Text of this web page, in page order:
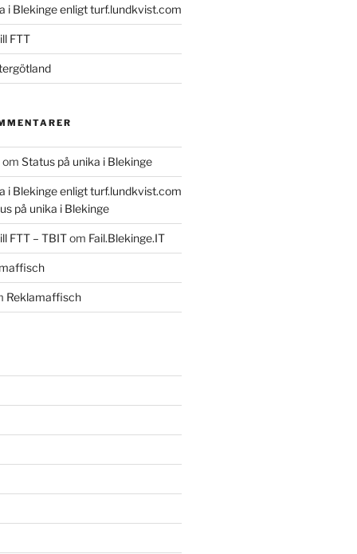
i Blekinge enligt turf.lundkvist.com
FTT
om Status på unika i Blekinge
i Blekinge enligt turf.lundkvist.com
på unika i Blekinge
FTT – TBITom Fail.Blekinge.IT
Reklamaffisch